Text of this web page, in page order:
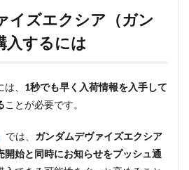
イズエクシア（ガン
入するには
、 1秒でも早く入荷情報を入手して
ことが必要です。
では、 ガンダムデヴァイズエクシア
開始と同時にお知らせをプッシュ通